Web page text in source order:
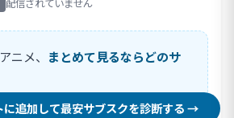
配信されていません
ニメ、 まとめて見るならどのサ
に追加して最安サブスクを診断する →